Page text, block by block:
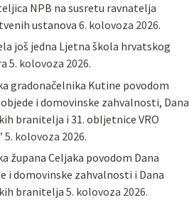
NPB na susretu ravnatelja
ustanova6. kolovoza 2026.
još jedna Ljetna škola hrvatskog
5. kolovoza 2026.
gradonačelnika Kutine povodom
i domovinske zahvalnosti, Dana
branitelja i 31. obljetnice VRO
5. kolovoza 2026.
župana Celjaka povodom Dana
i domovinske zahvalnosti i Dana
branitelja 5. kolovoza 2026.